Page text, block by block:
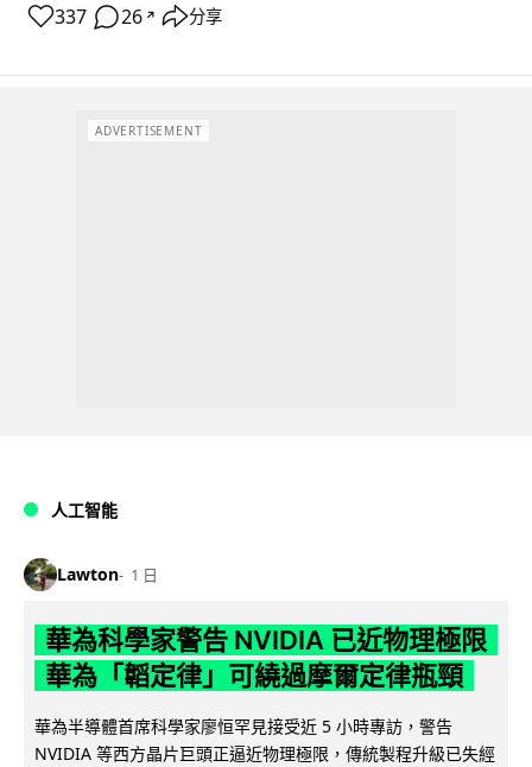
337 26 ↗ 分享
ADVERTISEMENT
人工智能
Lawton 1 日
華為科學家警告 NVIDIA 已近物理極限
華為「韜定律」可繞過摩爾定律瓶頸
華為半導體首席科學家廖恒罕見接受近 5 小時專訪，警告
NVIDIA 等西方晶片巨頭正逼近物理極限，傳統製程升級已失經